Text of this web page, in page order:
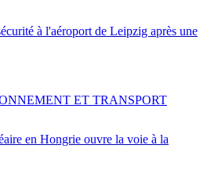
à l'aéroport de Leipzig après une
en Hongrie ouvre la voie à la
ET TRANSPORT